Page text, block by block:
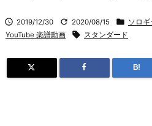
 2019/12/30  2020/08/15  ソロギ
YouTube 楽譜動画
 スタンダード
B!